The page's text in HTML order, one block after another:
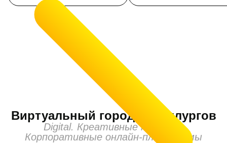
Виртуальный город металлургов
Digital. Креативные проекты
Корпоративные онлайн-платформы